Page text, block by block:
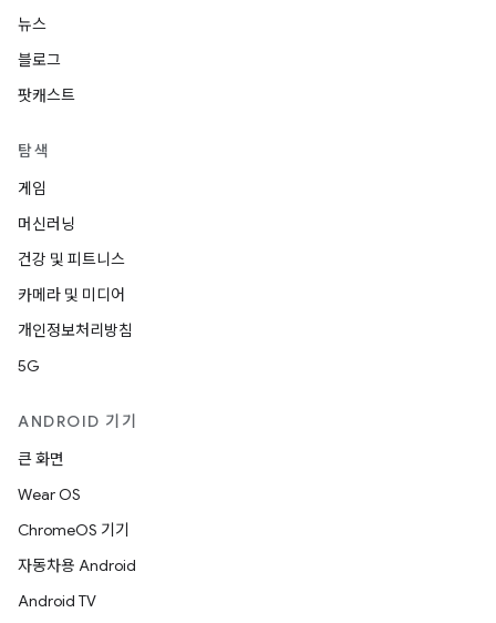
뉴스
블로그
팟캐스트
탐색
게임
머신러닝
건강 및 피트니스
카메라 및 미디어
개인정보처리방침
5G
ANDROID 기기
큰 화면
Wear OS
ChromeOS 기기
자동차용 Android
Android TV